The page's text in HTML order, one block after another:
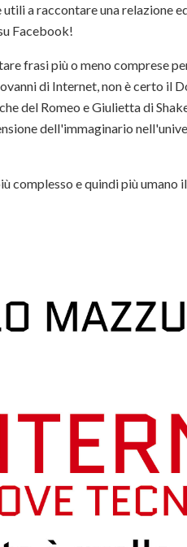
a raccontare una relazione
Facebook!
frasi più o meno comprese
di Internet, non è certo il
del Romeo e Giulietta di
dell'immaginario
complesso e quindi più umano